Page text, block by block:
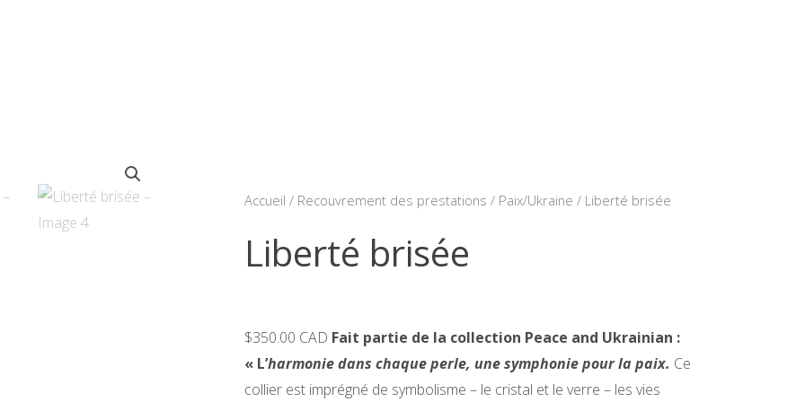
Accueil / Recouvrement des prestations / Paix/Ukraine / Liberté brisée
Liberté brisée
$350.00 CAD Fait partie de la collection Peace and Ukrainian :
« L’harmonie dans chaque perle, une symphonie pour la paix. Ce
collier est imprégné de symbolisme – le cristal et le verre – les vies